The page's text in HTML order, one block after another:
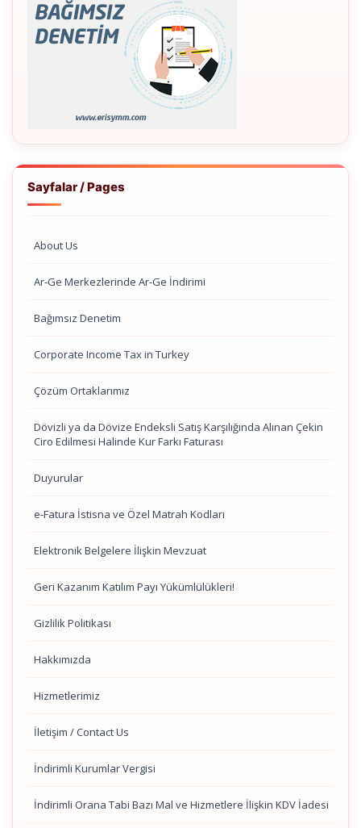
Sayfalar / Pages
About Us
Ar-Ge Merkezlerinde Ar-Ge İndirimi
Bağımsız Denetim
Corporate Income Tax in Turkey
Çözüm Ortaklarımız
Dövizli ya da Dövize Endeksli Satış Karşılığında Alınan Çekin
Ciro Edilmesi Halinde Kur Farkı Faturası
Duyurular
e-Fatura İstisna ve Özel Matrah Kodları
Elektronik Belgelere İlişkin Mevzuat
Geri Kazanım Katılım Payı Yükümlülükleri!
Gizlilik Politikası
Hakkımızda
Hizmetlerimiz
İletişim / Contact Us
İndirimli Kurumlar Vergisi
İndirimli Orana Tabi Bazı Mal ve Hizmetlere İlişkin KDV İadesi